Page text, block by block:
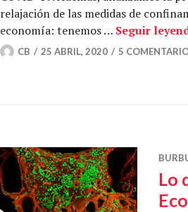
relajación de las medidas de
economía: tenemos … Seguir
CB 25 ABRIL, 2020 5
Lo